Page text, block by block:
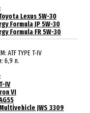
Lexus 5W-30
Formula JP 5W-30
Formula FR 5W-30
ATF TYPET-IV
6,9 л.
IV
VI
Multivehicle JWS 3309